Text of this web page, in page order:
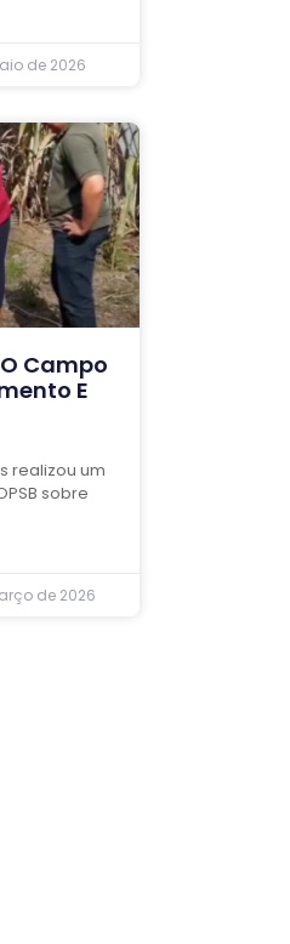
de 2026
Campo
E
realizou um
sobre
de 2026